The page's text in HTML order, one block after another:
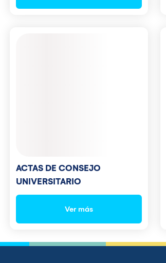
ACTAS DE CONSEJO
UNIVERSITARIO
Ver más